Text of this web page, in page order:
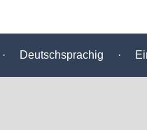
· Deutschsprachig ·